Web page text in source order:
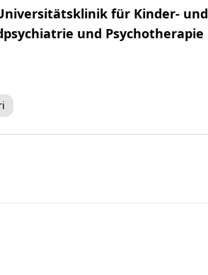
für Kinder- und
und Psychotherapie